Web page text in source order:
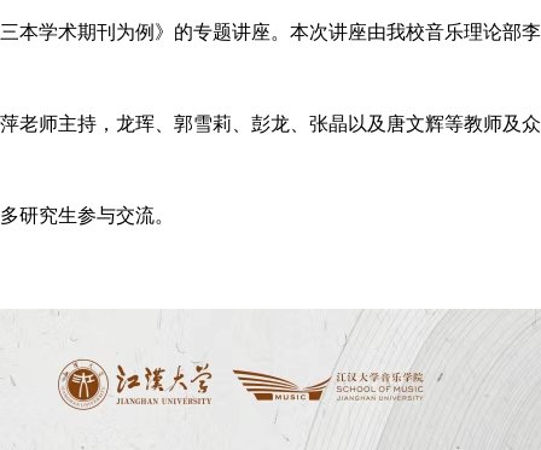
三本学术期刊为例 》 的专题讲座。本次讲座由我校音乐理论部李
萍老师主持，龙珲 郭雪莉 彭龙 张晶以及唐文辉等教师及众
多研究生参与交流。